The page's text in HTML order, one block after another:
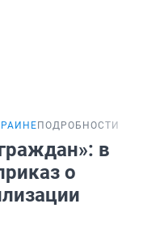
ПОДРОБНОСТИ
в
о